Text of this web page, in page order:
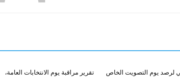
تقرير مراقبة يوم الانتخابات العامة،
لرصد يوم التصويت الخاص